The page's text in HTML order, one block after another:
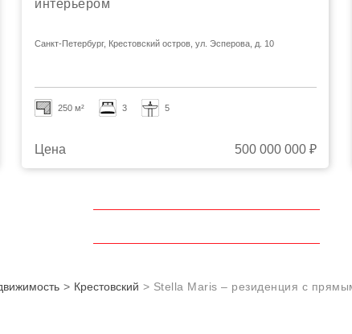
интерьером
Санкт-Петербург, Крестовский остров, ул. Эсперова, д. 10
250 м² 3 5
Цена 500 000 000 ₽
Крестовский Stella Maris – резиденция с